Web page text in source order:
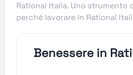
Rational Italia. Uno strumento
perché lavorare in Rational
Benessere in